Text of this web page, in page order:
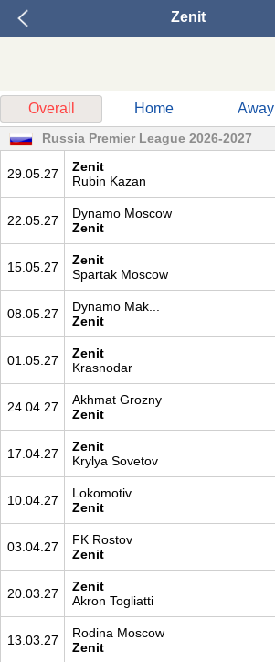
Zenit
Overall Home Away
Russia Premier League 2026-2027
29.05.27
Zenit
Rubin Kazan
22.05.27
Dynamo Moscow
Zenit
15.05.27
Zenit
Spartak Moscow
08.05.27
Dynamo Mak...
Zenit
01.05.27
Zenit
Krasnodar
24.04.27
Akhmat Grozny
Zenit
17.04.27
Zenit
Krylya Sovetov
10.04.27
Lokomotiv ...
Zenit
03.04.27
FK Rostov
Zenit
20.03.27
Zenit
Akron Togliatti
13.03.27
Rodina Moscow
Zenit